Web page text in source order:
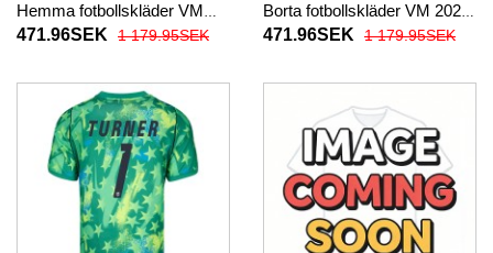
Hemma fotbollskläder VM
2026 Långärmad
471.96SEK 1 179.95SEK
Borta fotbollskläder VM 2026
Långärmad
471.96SEK 1 179.95SEK